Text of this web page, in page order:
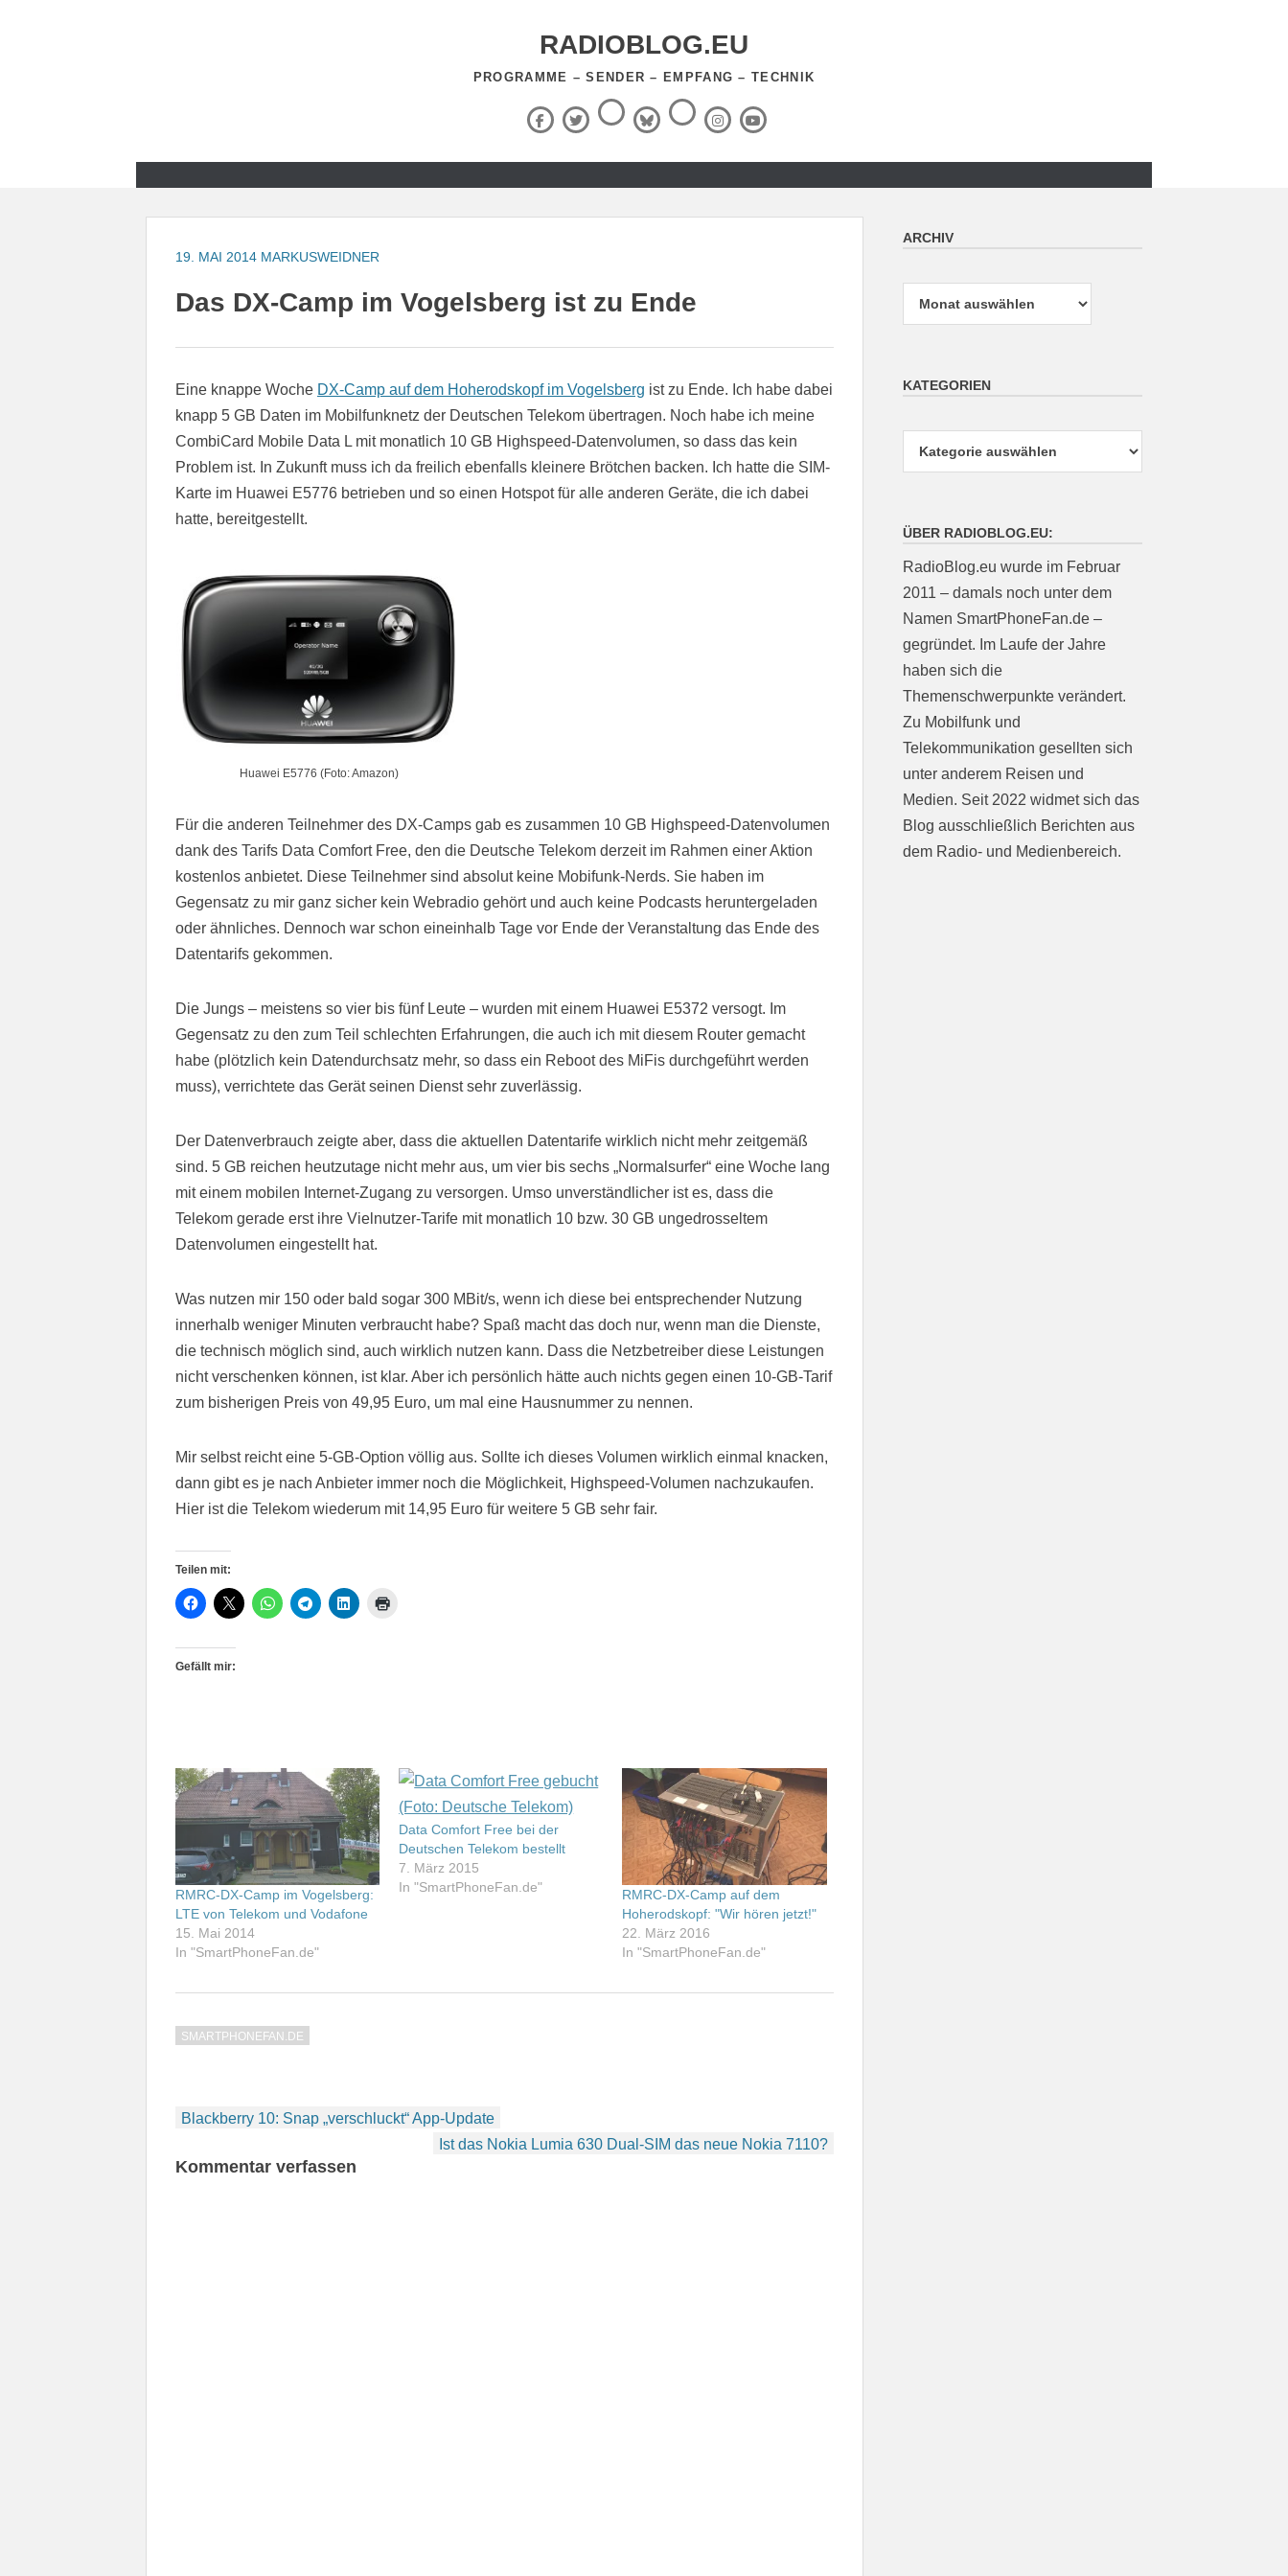
RADIOBLOG.EU
PROGRAMME – SENDER – EMPFANG – TECHNIK
Facebook
X
(Twitter)
ThreadsBlueSky
RSS-
Feed InstagramYouTube
19. MAI 2014 MARKUSWEIDNER
Das DX-Camp im Vogelsberg ist zu Ende
Eine knappe Woche DX-Camp auf dem Hoherodskopf im Vogelsberg ist zu Ende. Ich habe dabei
knapp 5 GB Daten im Mobilfunknetz der Deutschen Telekom übertragen. Noch habe ich meine
CombiCard Mobile Data L mit monatlich 10 GB Highspeed-Datenvolumen, so dass das kein
Problem ist. In Zukunft muss ich da freilich ebenfalls kleinere Brötchen backen. Ich hatte die SIM-
Karte im Huawei E5776 betrieben und so einen Hotspot für alle anderen Geräte, die ich dabei
hatte, bereitgestellt.
Huawei E5776 (Foto: Amazon)
Für die anderen Teilnehmer des DX-Camps gab es zusammen 10 GB Highspeed-Datenvolumen
dank des Tarifs Data Comfort Free, den die Deutsche Telekom derzeit im Rahmen einer Aktion
kostenlos anbietet. Diese Teilnehmer sind absolut keine Mobifunk-Nerds. Sie haben im
Gegensatz zu mir ganz sicher kein Webradio gehört und auch keine Podcasts heruntergeladen
oder ähnliches. Dennoch war schon eineinhalb Tage vor Ende der Veranstaltung das Ende des
Datentarifs gekommen.
Die Jungs – meistens so vier bis fünf Leute – wurden mit einem Huawei E5372 versogt. Im
Gegensatz zu den zum Teil schlechten Erfahrungen, die auch ich mit diesem Router gemacht
habe (plötzlich kein Datendurchsatz mehr, so dass ein Reboot des MiFis durchgeführt werden
muss), verrichtete das Gerät seinen Dienst sehr zuverlässig.
Der Datenverbrauch zeigte aber, dass die aktuellen Datentarife wirklich nicht mehr zeitgemäß
sind. 5 GB reichen heutzutage nicht mehr aus, um vier bis sechs „Normalsurfer“ eine Woche lang
mit einem mobilen Internet-Zugang zu versorgen. Umso unverständlicher ist es, dass die
Telekom gerade erst ihre Vielnutzer-Tarife mit monatlich 10 bzw. 30 GB ungedrosseltem
Datenvolumen eingestellt hat.
Was nutzen mir 150 oder bald sogar 300 MBit/s, wenn ich diese bei entsprechender Nutzung
innerhalb weniger Minuten verbraucht habe? Spaß macht das doch nur, wenn man die Dienste,
die technisch möglich sind, auch wirklich nutzen kann. Dass die Netzbetreiber diese Leistungen
nicht verschenken können, ist klar. Aber ich persönlich hätte auch nichts gegen einen 10-GB-Tarif
zum bisherigen Preis von 49,95 Euro, um mal eine Hausnummer zu nennen.
Mir selbst reicht eine 5-GB-Option völlig aus. Sollte ich dieses Volumen wirklich einmal knacken,
dann gibt es je nach Anbieter immer noch die Möglichkeit, Highspeed-Volumen nachzukaufen.
Hier ist die Telekom wiederum mit 14,95 Euro für weitere 5 GB sehr fair.
Teilen mit:
Gefällt mir:
RMRC-DX-Camp im Vogelsberg:
LTE von Telekom und Vodafone
15. Mai 2014
In "SmartPhoneFan.de"
Data Comfort Free bei der
Deutschen Telekom bestellt
7. März 2015
In "SmartPhoneFan.de"
RMRC-DX-Camp auf dem
Hoherodskopf: "Wir hören jetzt!"
22. März 2016
In "SmartPhoneFan.de"
SMARTPHONEFAN.DE
Beitragsnavigation
Blackberry 10: Snap „verschluckt“ App-Update
Ist das Nokia Lumia 630 Dual-SIM das neue Nokia 7110?
Kommentar verfassen
ARCHIV
KATEGORIEN
ÜBER RADIOBLOG.EU:
RadioBlog.eu wurde im Februar
2011 – damals noch unter dem
Namen SmartPhoneFan.de –
gegründet. Im Laufe der Jahre
haben sich die
Themenschwerpunkte verändert.
Zu Mobilfunk und
Telekommunikation gesellten sich
unter anderem Reisen und
Medien. Seit 2022 widmet sich das
Blog ausschließlich Berichten aus
dem Radio- und Medienbereich.